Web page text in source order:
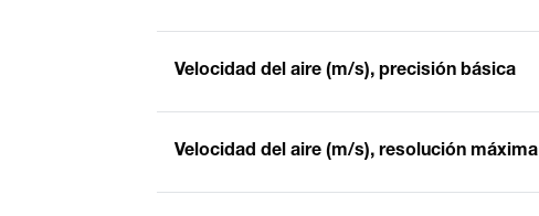
Velocidad del aire (m/s), precisión básica
Velocidad del aire (m/s), resolución máxima